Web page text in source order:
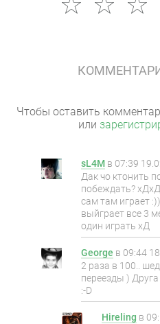
Чтобы оставить
или
sL4M в 07:39
Дак чо ктонить
побеждать?
сам там играет
выйграет все 3
один играть хД
George в 09:44
2 раза в 100..
переезды )
:-D
Hireling в